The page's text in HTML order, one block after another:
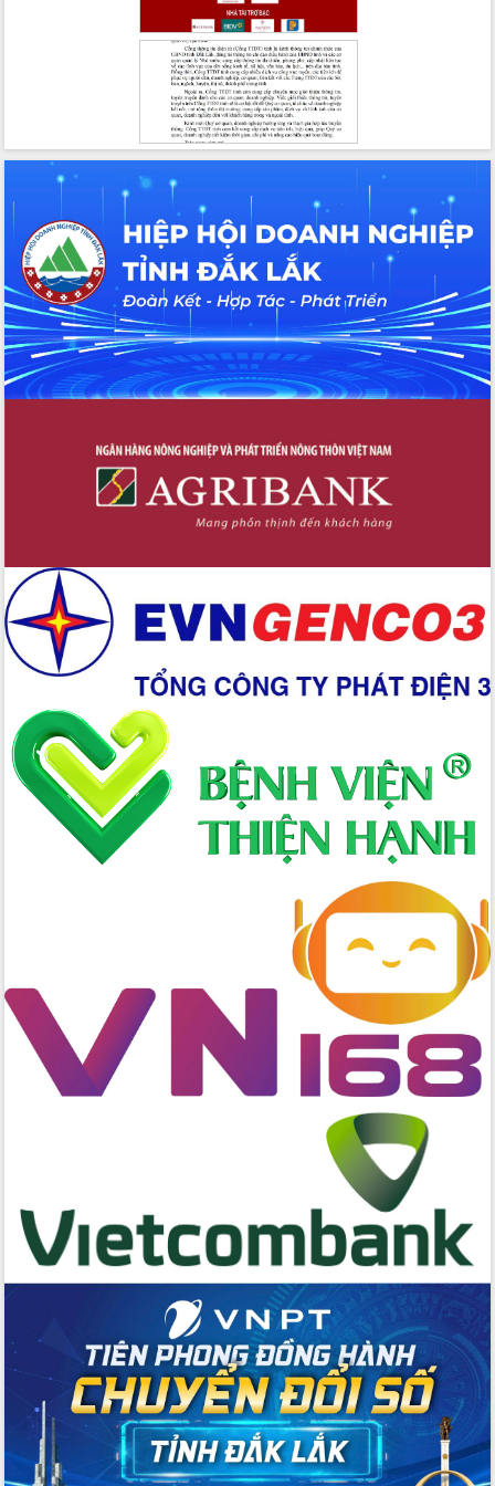
Tháo gỡ những vướng mắc, đẩy mạnh
công tác cải cách thủ tục hành chính
tại Trung tâm Phục vụ hành chính
Đắk Lắk: Tôn vinh 46 giải pháp tại Hội
thi Sáng tạo Kỹ thuật 2024 - 2025
Đắk Lắk rà soát, điều chỉnh Đề án 190
về phát triển nuôi trồng thủy sản
Phó Chủ tịch UBND tỉnh Đắk Lắk
Trương Công Thái kiểm tra thực địa
Dự án cao tốc Khánh Hòa - Buôn Ma
Thuột
Định vị cà phê Việt Nam như một “di
sản sống” trong dòng chảy toàn cầu
Xây dựng nông thôn mới: Nâng cao đời
sống người dân từ những mô hình thiết
thực
nhanh tiến độ các dự án trọng điểm
trong Khu kinh tế Nam Phú Yên
Hòn Yến phát triển du lịch gắn với bảo
Đắk Lắk thời kỳ 2021-2030, tầm nhìn
đến năm 2050
Phát động chiến dịch 30 ngày đêm
giải phóng mặt bằng Tuyến đường bộ
ven biển
Đắk Lắk nỗ lực thúc đẩy tăng trưởng
kinh tế từ 10% trở lên trong Quý
II/2026
Đắk Lắk ký kết thỏa thuận hợp tác về
chuyển đổi số giai đoạn 2026 – 2030
với Tập đoàn Bưu chính Viễn thông
Việt Nam
Thứ trưởng Bộ Y tế làm việc với tỉnh
Tập huấn ứng dụng trí tuệ nhân tạo (AI)
trong thương mại điện tử năm 2026
Đoàn đại biểu Quốc hội tỉnh Đắk Lắk
trao đổi thông tin trước Kỳ họp thứ
nhất, Quốc hội khóa XVI
Xã Ea Phê gắn cải cách hành chính với
chuyển đổi số
Hồ Thị Nguyên Thảo làm việc tại Trung
tâm Phục vụ hành chính công xã Ea
Phê
Xây dựng nền hành chính số đồng
hành cùng nông dân dân, doanh nghiệp
Giai đoạn 2026-2030, Đắk Lắk phấn
đấu có 77% xã đạt chuẩn nông thôn
mới